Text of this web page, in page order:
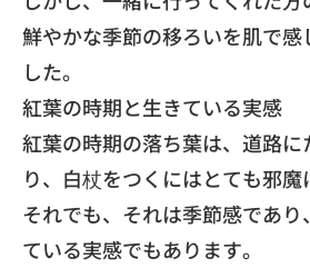
鮮やかな季節の移ろいを肌で感
した。
​紅葉の時期と生きている実感
紅葉の時期の落ち葉は、道路
り、白杖をつくにはとても邪魔
それでも、それは季節感であり
ている実感でもあります。